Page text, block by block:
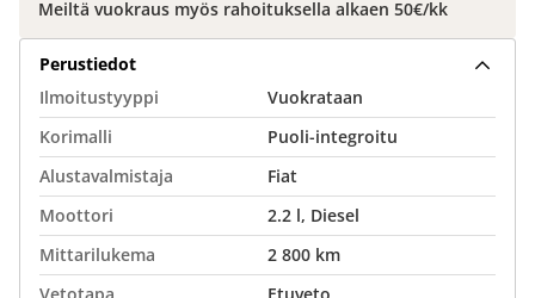
Meiltä vuokraus myös rahoituksella alkaen 50€/kk
Perustiedot
Ilmoitustyyppi
Vuokrataan
Korimalli
Puoli-integroitu
Alustavalmistaja
Fiat
Moottori
2.2 l, Diesel
Mittarilukema
2 800 km